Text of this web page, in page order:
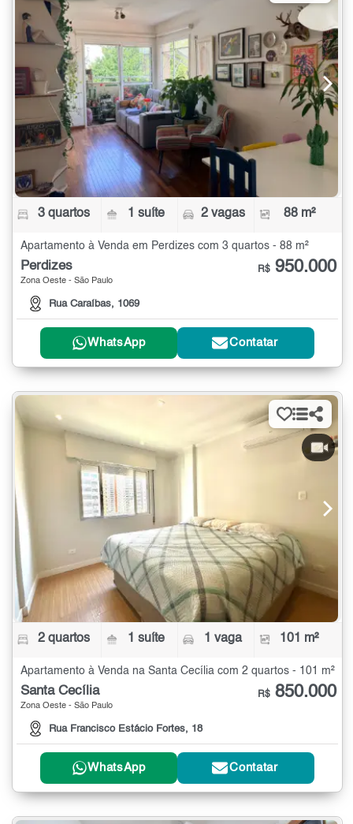
3 quartos 1 suíte 2 vagas 88 m²
Apartamento à Venda em Perdizes com 3 quartos - 88 m²
Perdizes
Zona Oeste - São Paulo
Rua Caraíbas, 1069
R$ 950.000
WhatsApp Contatar
2 quartos 1 suíte 1 vaga 101 m²
Apartamento à Venda na Santa Cecília com 2 quartos - 101 m²
Santa Cecília
Zona Oeste - São Paulo
Rua Francisco Estácio Fortes, 18
R$ 850.000
WhatsApp Contatar